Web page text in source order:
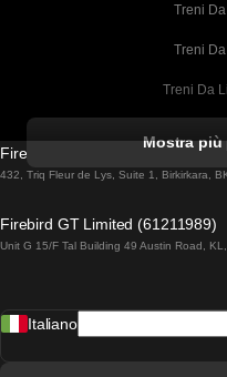
Treni
Treni
Treni Da
Treni Da
Treni Da
Mostra più
Firebird GT Limited (OC 1451)
432, Triq Fleur de Lys, Suite 1, Birkirkara,
Firebird GT Limited (61211989)
Unit G 15/F Tal Building 49 Austin Road,
Italiano